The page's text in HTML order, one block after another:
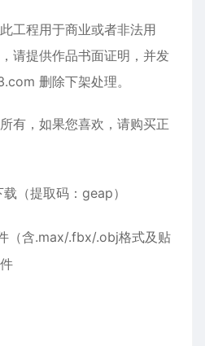
工程用于商业或者非法用
请提供作品书面证明，并发
删除下架处理。
有，如果您喜欢，请购买正
载 （提取码：geap）
（含.max/.fbx/.obj格式及贴